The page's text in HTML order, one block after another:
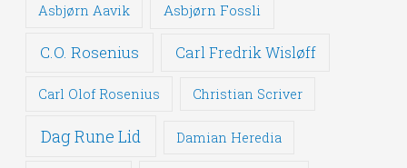
Asbjørn Aavik Asbjørn Fossli
C.O. Rosenius Carl Fredrik Wisløff
Carl Olof Rosenius Christian Scriver
Dag Rune Lid Damian Heredia